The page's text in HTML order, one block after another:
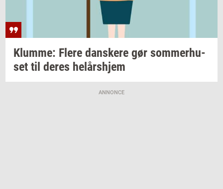
Klum­me: Flere dan­ske­re gør som­mer­hu­
set til deres helårs­hjem
ANNONCE